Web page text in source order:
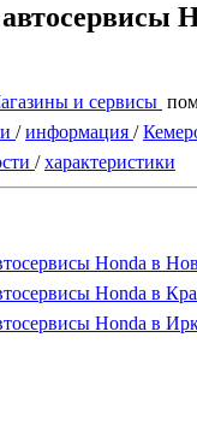
и сервисы
/информация /
/характеристики
Honda в
Honda в
Honda в